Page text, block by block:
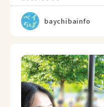
baychibainfo